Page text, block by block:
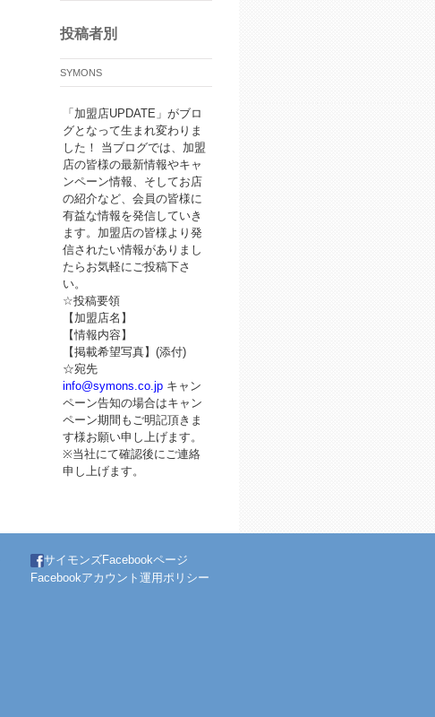
投稿者別
SYMONS
「加盟店UPDATE」がブロ
グとなって生まれ変わりま
した！ 当ブログでは、加盟
店の皆様の最新情報やキャ
ンペーン情報、そしてお店
の紹介など、会員の皆様に
有益な情報を発信していき
ます。加盟店の皆様より発
信されたい情報がありまし
たらお気軽にご投稿下さ
い。
☆投稿要領
【加盟店名】
【情報内容】
【掲載希望写真】(添付)
☆宛先
info@symons.co.jpキャン
ペーン告知の場合はキャン
ペーン期間もご明記頂きま
す様お願い申し上げます。
※当社にて確認後にご連絡
申し上げます。
サイモンズFacebookページ
Facebookアカウント運用ポリシー